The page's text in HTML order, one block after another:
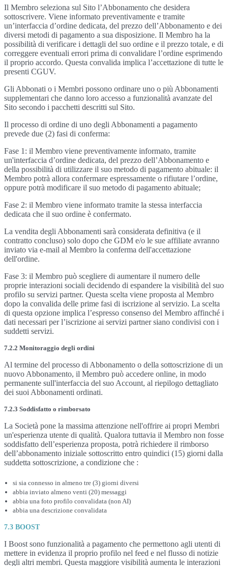
Il Membro seleziona sul Sito l’Abbonamento che desidera
sottoscrivere. Viene informato preventivamente e tramite
un’interfaccia d’ordine dedicata, del prezzo dell’Abbonamento e dei
diversi metodi di pagamento a sua disposizione. Il Membro ha la
possibilità di verificare i dettagli del suo ordine e il prezzo totale, e di
correggere eventuali errori prima di convalidare l’ordine esprimendo
il proprio accordo. Questa convalida implica l’accettazione di tutte le
presenti CGUV.
Gli Abbonati o i Membri possono ordinare uno o più Abbonamenti
supplementari che danno loro accesso a funzionalità avanzate del
Sito secondo i pacchetti descritti sul Sito.
Il processo di ordine di uno degli Abbonamenti a pagamento
prevede due (2) fasi di conferma:
Fase 1: il Membro viene preventivamente informato, tramite
un'interfaccia d’ordine dedicata, del prezzo dell’Abbonamento e
della possibilità di utilizzare il suo metodo di pagamento abituale: il
Membro potrà allora confermare espressamente o rifiutare l’ordine,
oppure potrà modificare il suo metodo di pagamento abituale;
Fase 2: il Membro viene informato tramite la stessa interfaccia
dedicata che il suo ordine è confermato.
La vendita degli Abbonamenti sarà considerata definitiva (e il
contratto concluso) solo dopo che GDM e/o le sue affiliate avranno
inviato via e-mail al Membro la conferma dell'accettazione
dell'ordine.
Fase 3: il Membro può scegliere di aumentare il numero delle
proprie interazioni sociali decidendo di espandere la visibilità del suo
profilo su servizi partner. Questa scelta viene proposta al Membro
dopo la convalida delle prime fasi di iscrizione al servizio. La scelta
di questa opzione implica l’espresso consenso del Membro affinché i
dati necessari per l’iscrizione ai servizi partner siano condivisi con i
suddetti servizi.
7.2.2 Monitoraggio degli ordini
Al termine del processo di Abbonamento o della sottoscrizione di un
nuovo Abbonamento, il Membro può accedere online, in modo
permanente sull'interfaccia del suo Account, al riepilogo dettagliato
dei suoi Abbonamenti ordinati.
7.2.3 Soddisfatto o rimborsato
La Società pone la massima attenzione nell'offrire ai propri Membri
un'esperienza utente di qualità. Qualora tuttavia il Membro non fosse
soddisfatto dell’esperienza proposta, potrà richiedere il rimborso
dell’abbonamento iniziale sottoscritto entro quindici (15) giorni dalla
suddetta sottoscrizione, a condizione che :
si sia connesso in almeno tre (3) giorni diversi
abbia inviato almeno venti (20) messaggi
abbia una foto profilo convalidata (non AI)
abbia una descrizione convalidata
7.3 BOOST
I Boost sono funzionalità a pagamento che permettono agli utenti di
mettere in evidenza il proprio profilo nel feed e nel flusso di notizie
degli altri membri. Questa maggiore visibilità aumenta le interazioni